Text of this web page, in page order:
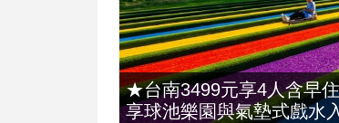
★台南3499元享4人含早
享球池樂園與氣墊式戲水